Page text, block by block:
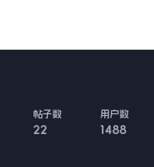
帖子数
22
用户数
1488